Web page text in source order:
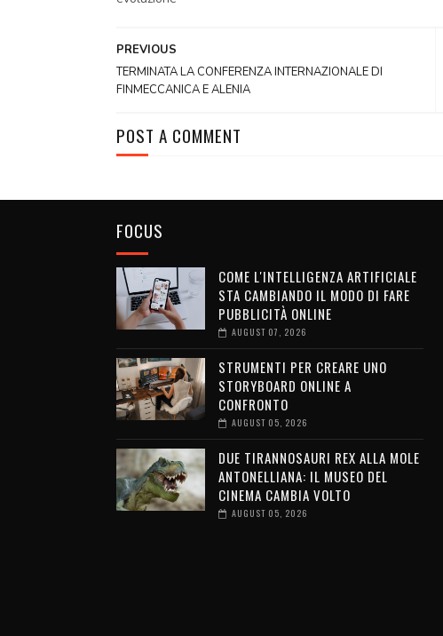
PREVIOUS
TERMINATA LA CONFERENZA INTERNAZIONALE DI
FINMECCANICA E ALENIA
POST A COMMENT
FOCUS
COME L'INTELLIGENZA ARTIFICIALE
STA CAMBIANDO IL MODO DI FARE
PUBBLICITÀ ONLINE
AUGUST 07, 2026
STRUMENTI PER CREARE UNO
STORYBOARD ONLINE A
CONFRONTO
AUGUST 05, 2026
DUE TIRANNOSAURI REX ALLA MOLE
ANTONELLIANA: IL MUSEO DEL
CINEMA CAMBIA VOLTO
AUGUST 05, 2026